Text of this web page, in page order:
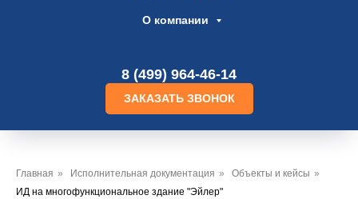
О компании
8 (499) 964-46-14
ЗАКАЗАТЬ ЗВОНОК
Главная » Исполнительная документация » Объекты и кейсы »
ИД на многофункциональное здание "Эйлер"